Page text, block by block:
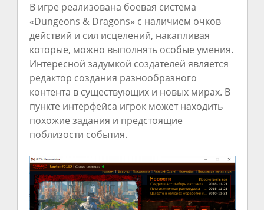
В игре реализована боевая система
«Dungeons & Dragons» с наличием очков
действий и сил исцелений, накапливая
которые, можно выполнять особые умения.
Интересной задумкой создателей является
редактор создания разнообразного
контента в существующих и новых мирах. В
пункте интерфейса игрок может находить
похожие задания и предстоящие
поблизости события.